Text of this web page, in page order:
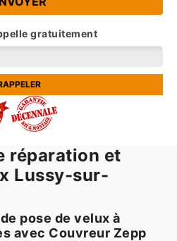
gratuitement
réparation et
Lussy-sur-
pose de velux à
avec Couvreur Zepp